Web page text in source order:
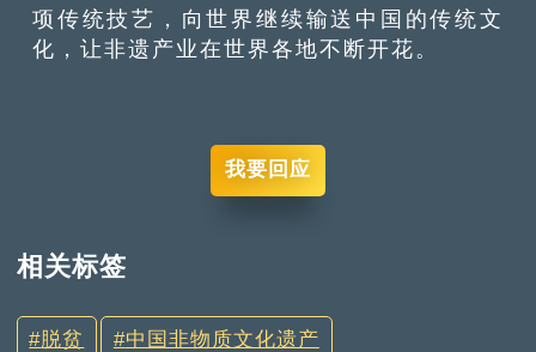
项传统技艺，向世界继续输送中国的传统文
化，让非遗产业在世界各地不断开花。
我要回应
相关标签
脱贫 中国非物质文化遗产